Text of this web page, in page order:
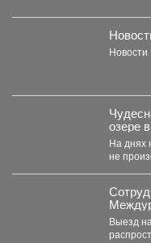
озере
На днях
не
Выезд